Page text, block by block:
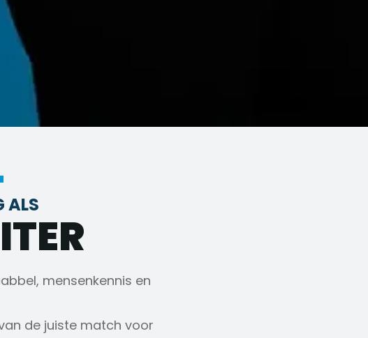
ALS
mensenkennis en
de juiste match voor